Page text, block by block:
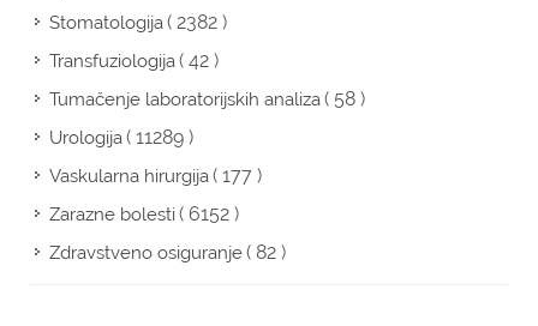
Stomatologija( 2382 )
Transfuziologija( 42 )
Tumačenje laboratorijskih analiza( 58 )
Urologija( 11289 )
Vaskularna hirurgija( 177 )
Zarazne bolesti( 6152 )
Zdravstveno osiguranje( 82 )